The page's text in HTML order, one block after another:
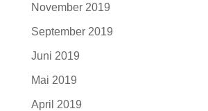
November 2019
September 2019
Juni 2019
Mai 2019
April 2019